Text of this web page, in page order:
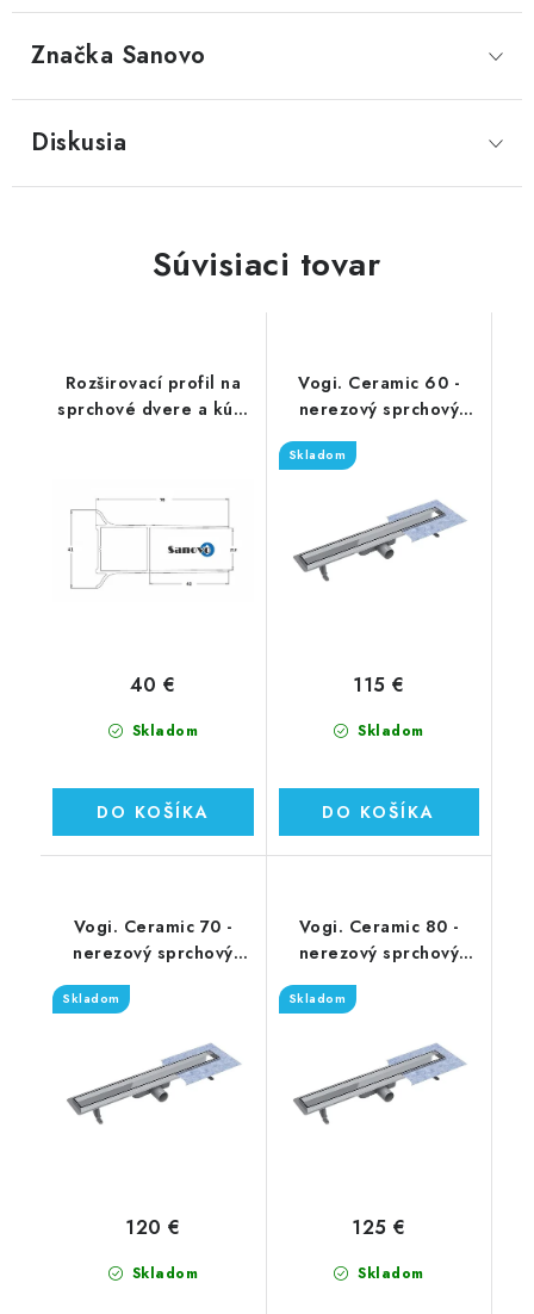
Značka Sanovo
Diskusia
Súvisiaci tovar
Rozširovací profil na
sprchové dvere a kúty
Skladom
40 €
DO KOŠÍKA
Vogi. Ceramic 60 -
nerezový sprchový
žľab 60 cm (RD60set)
Skladom
Skladom
115 €
DO KOŠÍKA
Vogi. Ceramic 70 -
nerezový sprchový
Skladom
Skladom
120 €
Vogi. Ceramic 80 -
nerezový sprchový
Skladom
Skladom
125 €